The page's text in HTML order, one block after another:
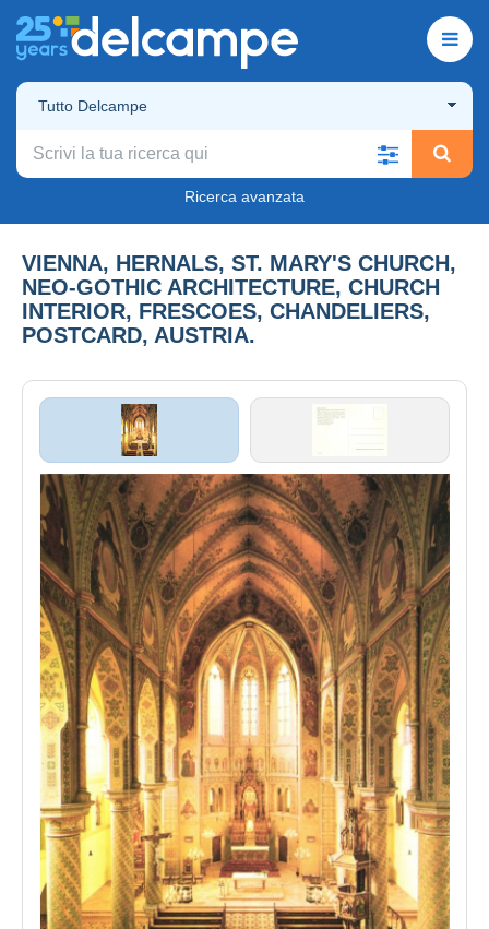
Tutto Delcampe
Ricerca avanzata
VIENNA, HERNALS, ST. MARY'S CHURCH,
NEO-GOTHIC ARCHITECTURE, CHURCH
INTERIOR, FRESCOES, CHANDELIERS,
POSTCARD, AUSTRIA.